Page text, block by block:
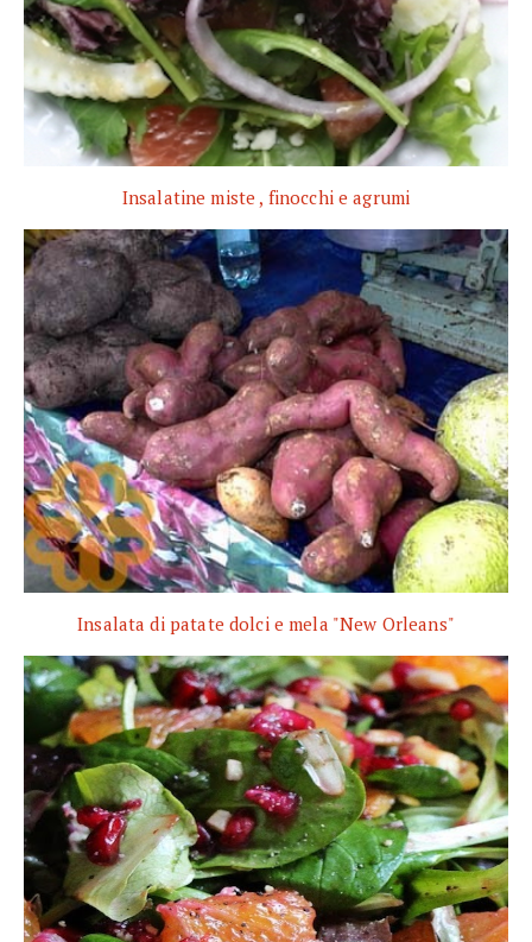
Insalatine miste , finocchi e agrumi
Insalata di patate dolci e mela "New Orleans"